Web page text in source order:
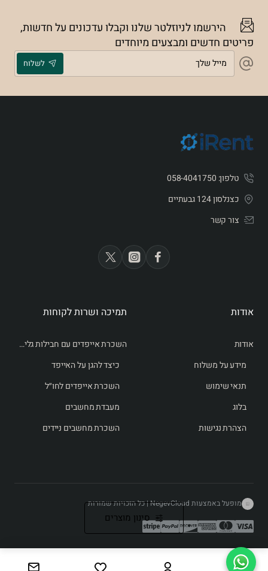
הירשמו לניוזלטר שלנו וקבלו עדכונים על חדשות,
פריטים חדשים ומבצעים מיוחדים
מייל
שלך
לשלוח
טלפון: 058-4041750
כצנלסון 124 גבעתיים
צור קשר
אודות
אודות
מידע על משלוח
תנאי שימוש
בלוג
הצהרת נגישות
תמיכה ושרות לקוחות
השכרת אייפדים עם חבילות גלישה לחו״ל
כיצד להגן על האייפד
השכרת אייפדים לחו״ל
מעבדת מחשבים
השכרת מחשבים ניידים
מופעל באמצעות NegevCloud | כל הזכויות שמורות
סינון מוצרים